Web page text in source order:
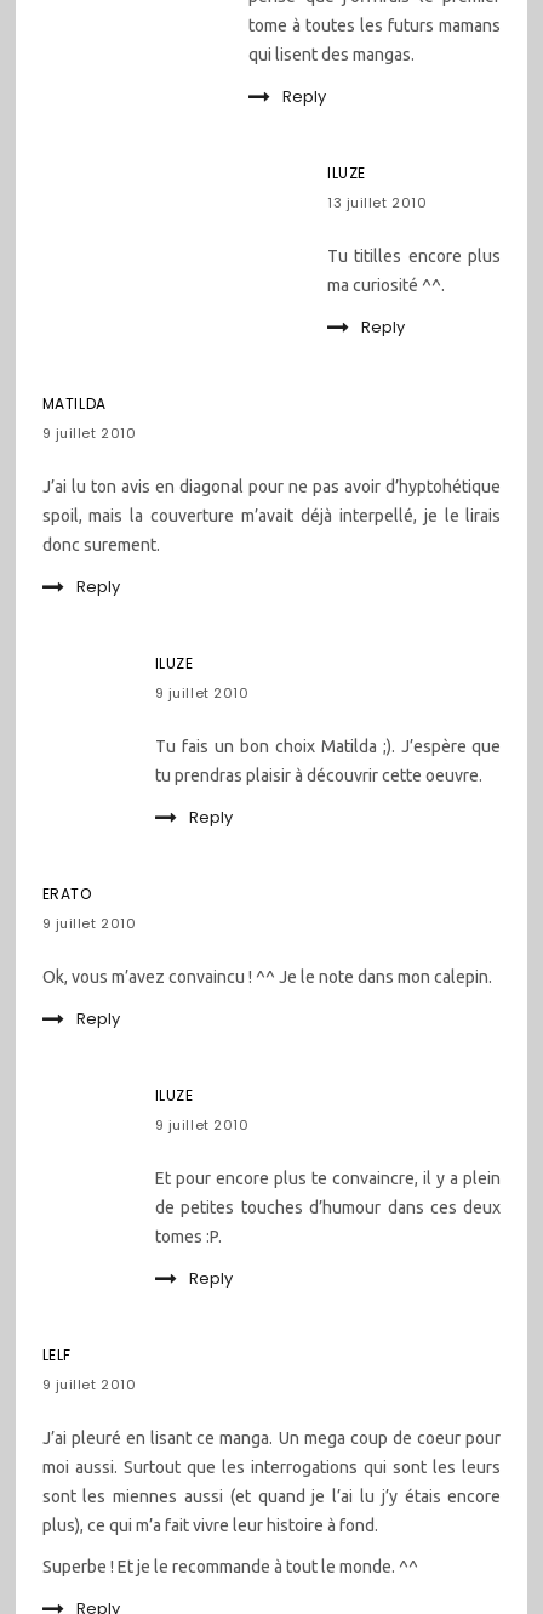
tome à toutes les futurs mamans
qui lisent des mangas.
Reply
ILUZE
13 juillet 2010
Tu titilles encore plus
ma curiosité ^^.
Reply
MATILDA
9 juillet 2010
J’ai lu ton avis en diagonal pour ne pas avoir d’hyptohétique
spoil, mais la couverture m’avait déjà interpellé, je le lirais
donc surement.
Reply
ILUZE
9 juillet 2010
Tu fais un bon choix Matilda ;). J’espère que
tu prendras plaisir à découvrir cette oeuvre.
Reply
ERATO
9 juillet 2010
Ok, vous m’avez convaincu ! ^^ Je le note dans mon calepin.
Reply
ILUZE
9 juillet 2010
Et pour encore plus te convaincre, il y a plein
de petites touches d’humour dans ces deux
tomes :P.
Reply
LELF
9 juillet 2010
J’ai pleuré en lisant ce manga. Un mega coup de coeur pour
moi aussi. Surtout que les interrogations qui sont les leurs
sont les miennes aussi (et quand je l’ai lu j’y étais encore
plus), ce qui m’a fait vivre leur histoire à fond.
Superbe ! Et je le recommande à tout le monde. ^^
Reply